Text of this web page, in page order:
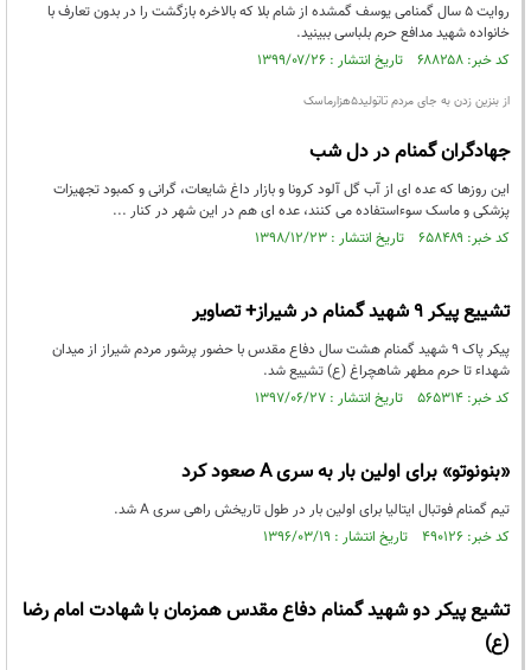
روایت ۵ سال گمنامی یوسف گمشده از شام بلا که بالاخره بازگشت را در بدون تعارف با
خانواده شهید مدافع حرم بلباسی ببینید.
کد خبر: ۶۸۸۲۵۸ تاریخ انتشار : ۱۳۹۹/۰۷/۲۶
از بنزین زدن به جای مردم تاتولید۵هزارماسک
جهادگران گمنام در دل شب
این روزها که عده ای از آب گل آلود کرونا و بازار داغ شایعات، گرانی و کمبود تجهیزات
پزشکی و ماسک سوءاستفاده می کنند، عده ای هم در این شهر در کنار ...
کد خبر: ۶۵۸۴۸۹ تاریخ انتشار : ۱۳۹۸/۱۲/۲۳
تشییع پیکر ۹ شهید گمنام در شیراز+ تصاویر
پیکر پاک ۹ شهید گمنام هشت سال دفاع مقدس با حضور پرشور مردم شیراز از میدان
شهداء تا حرم مطهر شاهچراغ (ع) تشییع شد.
کد خبر: ۵۶۵۳۱۴ تاریخ انتشار : ۱۳۹۷/۰۶/۲۷
«بنونوتو» برای اولین بار به سری A صعود کرد
تیم گمنام فوتبال ایتالیا برای اولین بار در طول تاریخش راهی سری A شد.
کد خبر: ۴۹۰۱۲۶ تاریخ انتشار : ۱۳۹۶/۰۳/۱۹
تشیع پیکر دو شهید گمنام دفاع مقدس همزمان با شهادت امام رضا
(ع)